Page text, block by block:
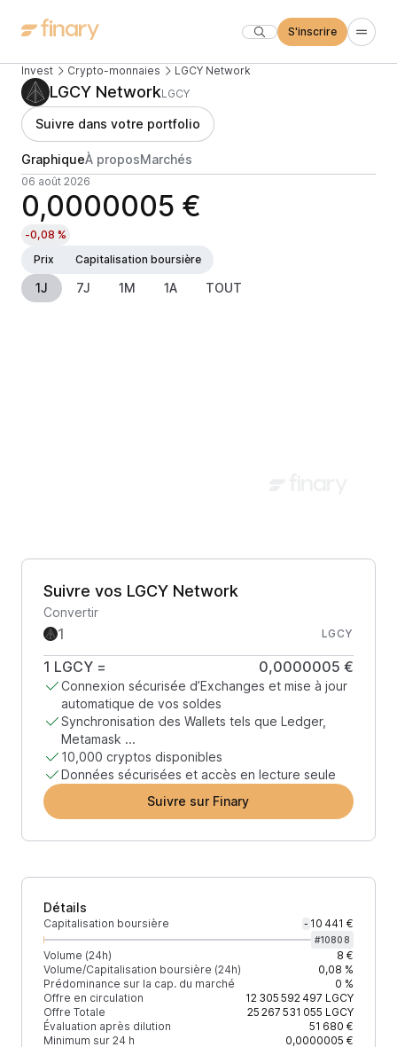
S'inscrire
Invest Crypto-monnaies LGCY Network
LGCY NetworkLGCY
Suivre dans votre portfolio
GraphiqueÀ proposMarchés
06 août 2026
0,0000005 €
-0,08 %
Prix
Capitalisation boursière
1J 7J 1M 1A TOUT
Suivre vos LGCY Network
Convertir
LGCY
1 LGCY = 0,0000005 €
Connexion sécurisée d’Exchanges et mise à jour
automatique de vos soldes
Synchronisation des Wallets tels que Ledger,
Metamask ...
10,000 cryptos disponibles
Données sécurisées et accès en lecture seule
Suivre sur Finary
Détails
Capitalisation boursière - 10 441 €
#10808
Volume (24h)
8 €
Volume/Capitalisation boursière (24h)
0,08 %
Prédominance sur la cap. du marché
0 %
Offre en circulation
12 305 592 497 LGCY
Offre Totale
25 267 531 055 LGCY
Évaluation après dilution
51 680 €
Minimum sur 24 h
0,0000005 €